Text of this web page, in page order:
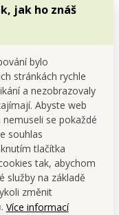
jak ho znáš
bylo
stránkách rychle
a nezobrazovaly
Abyste web
se pokaždé
souhlas
tlačítka
tak, abychom
služby na základě
změnit
Více informací